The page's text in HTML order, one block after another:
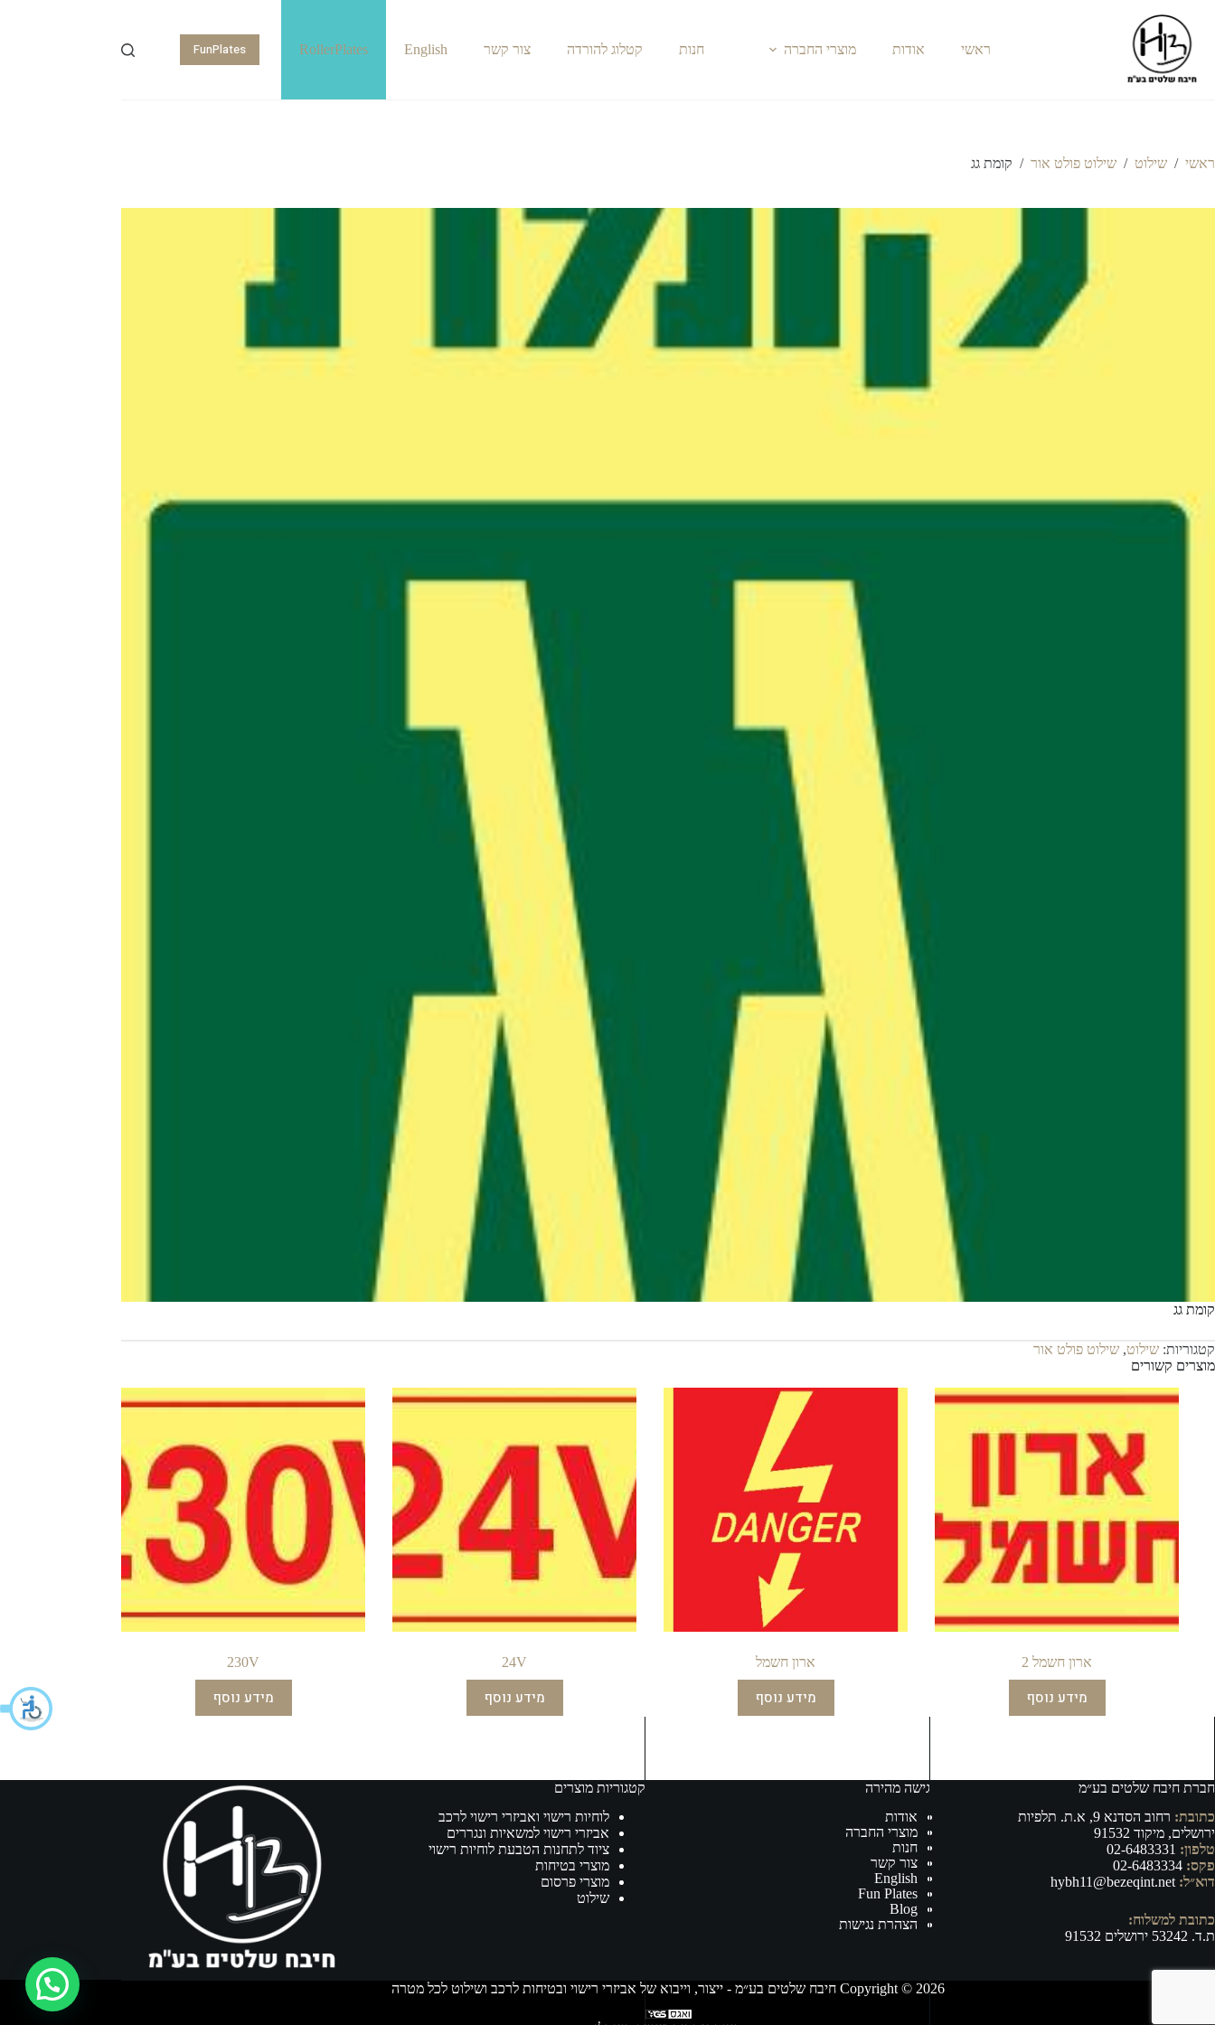
ראשי אודות מוצרי החברה חנות קטלוג להורדה צור קשר English
RollerPlates
FunPlates
Shopping
ראשי / שילוט / שילוט פולט אור / קומת גג
קומת גג
קטגוריות: שילוט, שילוט פולט אור
מוצרים קשורים
ארון חשמל 2
מידע נוסף
ארון חשמל
מידע נוסף
24V
מידע נוסף
230V
מידע נוסף
חברת חיבח שלטים בע״מ
כתובת:
רחוב הסדנא 9, א.ת. תלפיות
ירושלים, מיקוד 91532
טלפון: 02-6483331
פקס:
דוא״ל: hybh11@bezeqint.net
כתובת למשלוח:
ת.ד. 53242 ירושלים 91532
גישה מהירה
אודות
מוצרי החברה
חנות
צור קשר
English
Fun Plates
Blog
הצהרת נגישות
קטגוריות מוצרים
לוחיות רישוי ואביזרי רישוי לרכב
אביזרי רישוי למשאיות ונגררים
ציוד לתחנות הטבעת לוחיות רישוי
מוצרי בטיחות
מוצרי פרסום
שילוט
Copyright © 2026 חיבח שלטים בע״מ - ייצור, וייבוא של אביזרי רישוי ובטיחות לרכב ושילוט לכל מטרה איך אפשר לעזור?